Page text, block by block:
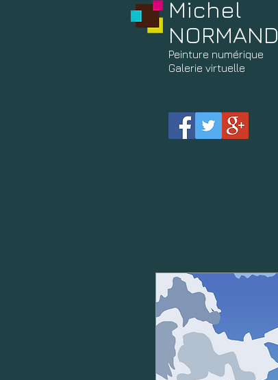
Michel
NORMAND
Peinture numérique
Galerie virtuelle